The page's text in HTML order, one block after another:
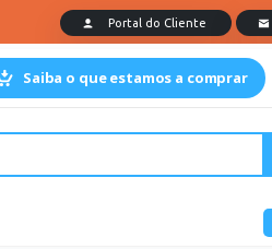
Saiba o que estamos a comprar